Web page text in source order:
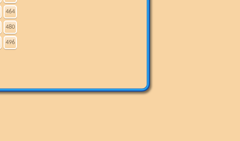
464
480
496